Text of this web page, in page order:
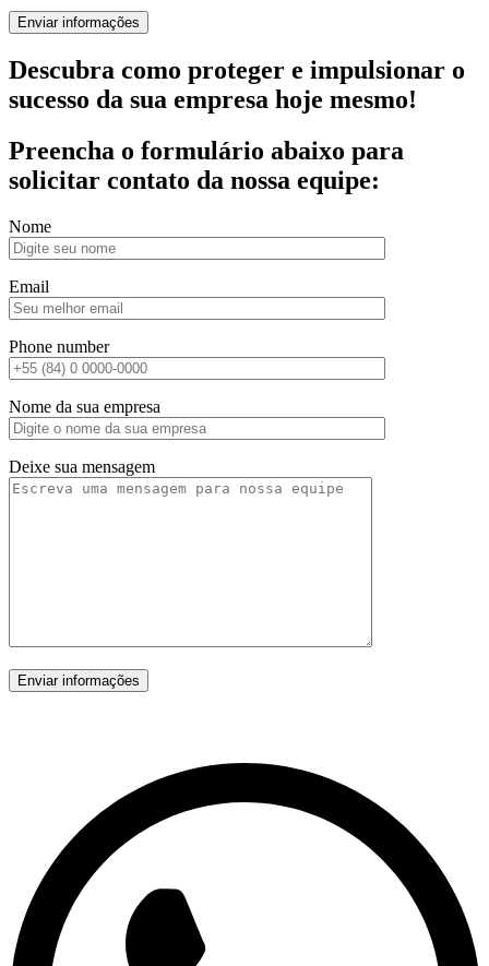
Descubra como proteger e impulsionar o
sucesso da sua empresa hoje mesmo!
Preencha o formulário abaixo para
solicitar contato da nossa equipe:
Nome
Email
Phone number
Nome da sua empresa
Deixe sua mensagem